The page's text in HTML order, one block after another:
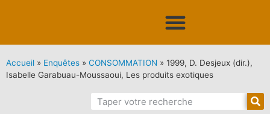
Accueil » Enquêtes » CONSOMMATION » 1999, D. Desjeux (dir.),
Isabelle Garabuau-Moussaoui, Les produits exotiques